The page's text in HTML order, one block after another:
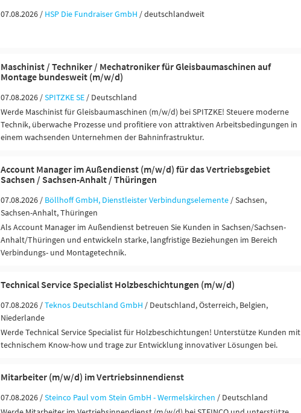
07.08.2026 / HSP Die Fundraiser GmbH / deutschlandweit
Maschinist / Techniker / Mechatroniker für Gleisbaumaschinen auf
Montage bundesweit (m/w/d)
07.08.2026 /SPITZKE SE / Deutschland
Werde Maschinist für Gleisbaumaschinen (m/w/d) bei SPITZKE! Steuere moderne
Technik, überwache Prozesse und profitiere von attraktiven Arbeitsbedingungen in
einem wachsenden Unternehmen der Bahninfrastruktur.
Account Manager im Außendienst (m/w/d) für das Vertriebsgebiet
Sachsen / Sachsen-Anhalt / Thüringen
07.08.2026 / Böllhoff GmbH, Dienstleister Verbindungselemente / Sachsen,
Sachsen-Anhalt, Thüringen
Als Account Manager im Außendienst betreuen Sie Kunden in Sachsen/Sachsen-
Anhalt/Thüringen und entwickeln starke, langfristige Beziehungen im Bereich
Verbindungs- und Montagetechnik.
Technical Service Specialist Holzbeschichtungen (m/w/d)
07.08.2026 /Teknos Deutschland GmbH / Deutschland, Österreich, Belgien,
Niederlande
Werde Technical Service Specialist für Holzbeschichtungen! Unterstütze Kunden mit
technischem Know-how und trage zur Entwicklung innovativer Lösungen bei.
Mitarbeiter (m/w/d) im Vertriebsinnendienst
07.08.2026 /Steinco Paul vom Stein GmbH - Wermelskirchen / Deutschland